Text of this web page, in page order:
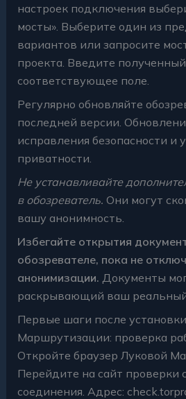
настроек подключения
мосты». Выберите один из
вариантов или запросите
проекта. Введите
соответствующее поле.
Регулярно обновляйте
последней версии.
исправления безопасности и
приватности.
Не устанавливайте
в обозреватель. Они могут
вашу анонимность.
Избегайте открытия
обозревателе, пока не
анонимизации. Документы
раскрывающий ваш реальный
Первые шаги после
Маршрутизации: проверка
Откройте браузер Луковой
Перейдите на сайт проверки
соединения. Адрес: